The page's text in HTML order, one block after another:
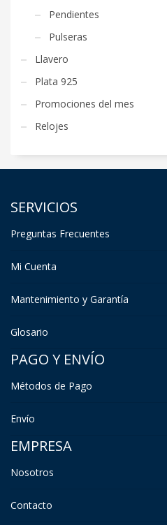
Pendientes
Pulseras
Llavero
Plata 925
Promociones del mes
Relojes
SERVICIOS
Preguntas Frecuentes
Mi Cuenta
Mantenimiento y Garantía
Glosario
PAGO Y ENVÍO
Métodos de Pago
Envío
EMPRESA
Nosotros
Contacto